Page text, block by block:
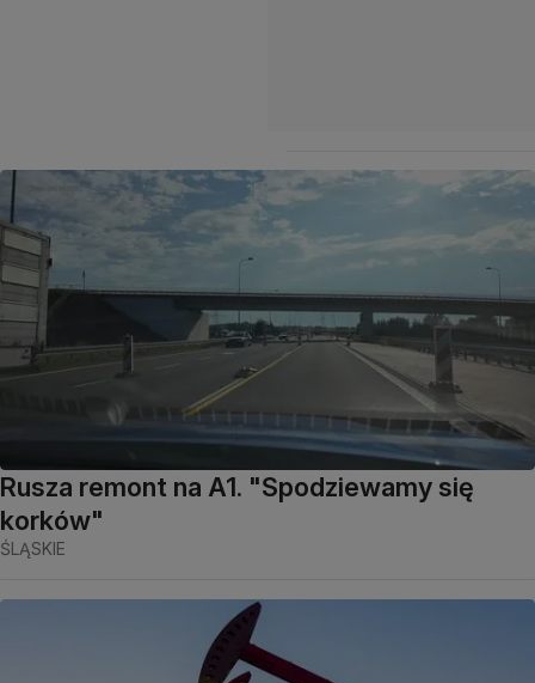
Rusza remont na A1. "Spodziewamy się
korków"
ŚLĄSKIE